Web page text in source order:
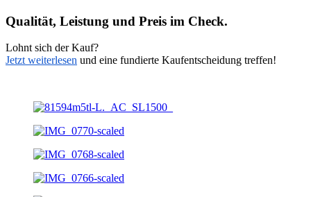
Qualität, Leistung und Preis im Check.
Lohnt sich der Kauf?
Jetzt weiterlesen und eine fundierte Kaufentscheidung treffen!